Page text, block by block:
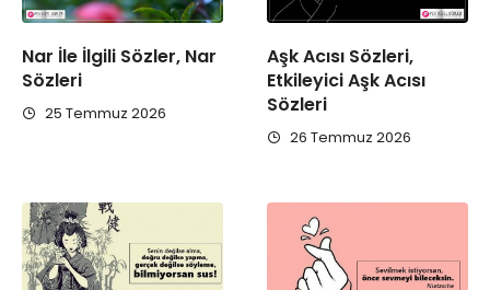
Nar İle İlgili Sözler, Nar
Sözleri
25 Temmuz 2026
Aşk Acısı Sözleri,
Etkileyici Aşk Acısı
Sözleri
26 Temmuz 2026